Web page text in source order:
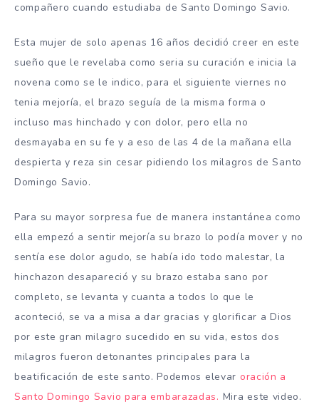
compañero cuando estudiaba de Santo Domingo Savio.
Esta mujer de solo apenas 16 años decidió creer en este
sueño que le revelaba como seria su curación e inicia la
novena como se le indico, para el siguiente viernes no
tenia mejoría, el brazo seguía de la misma forma o
incluso mas hinchado y con dolor, pero ella no
desmayaba en su fe y a eso de las 4 de la mañana ella
despierta y reza sin cesar pidiendo los milagros de Santo
Domingo Savio.
Para su mayor sorpresa fue de manera instantánea como
ella empezó a sentir mejoría su brazo lo podía mover y no
sentía ese dolor agudo, se había ido todo malestar, la
hinchazon desapareció y su brazo estaba sano por
completo, se levanta y cuanta a todos lo que le
aconteció, se va a misa a dar gracias y glorificar a Dios
por este gran milagro sucedido en su vida, estos dos
milagros fueron detonantes principales para la
beatificación de este santo. Podemos elevar oración a
Santo Domingo Savio para embarazadas. Mira este video.